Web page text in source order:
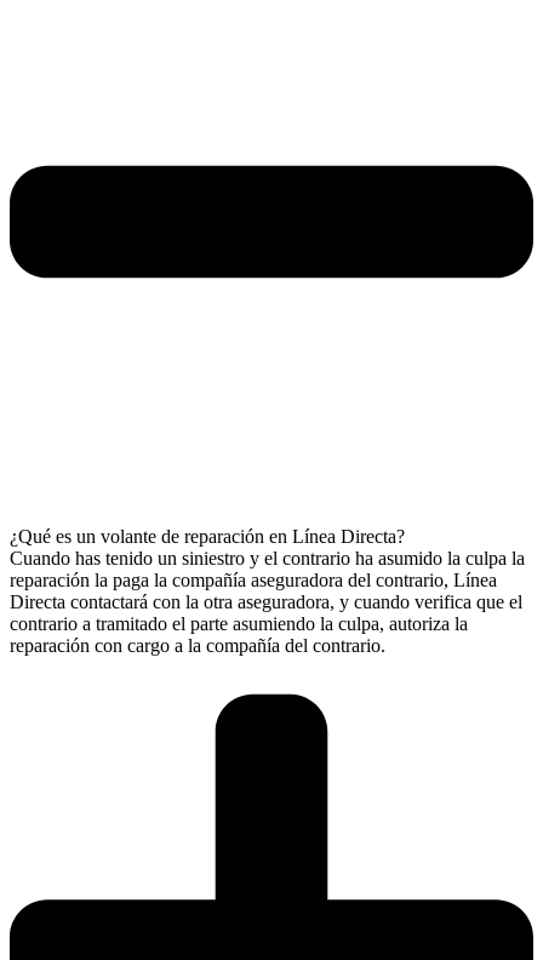
¿Qué es un volante de reparación en Línea Directa?
Cuando has tenido un siniestro y el contrario ha asumido la culpa la
reparación la paga la compañía aseguradora del contrario, Línea
Directa contactará con la otra aseguradora, y cuando verifica que el
contrario a tramitado el parte asumiendo la culpa, autoriza la
reparación con cargo a la compañía del contrario.